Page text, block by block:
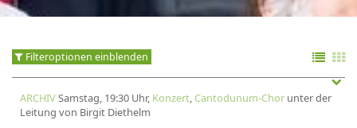
Filteroptionen einblenden
ARCHIVSamstag, 19:30 Uhr, Konzert,Cantodunum-Chor unter der
Leitung von Birgit Diethelm